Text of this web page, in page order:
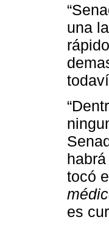
una
tocó
es